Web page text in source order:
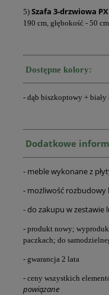
5) Szafa 3-drzwiowa
190 cm, głębokość - 50
Dostępne kolory:
- dąb biszkoptowy +
Dodatkowe
- meble wykonane z
- możliwość
- do zakupu w zestawie
- produkt nowy;
paczkach; do
- gwarancja 2 lata
- ceny wszystkich
powiązane